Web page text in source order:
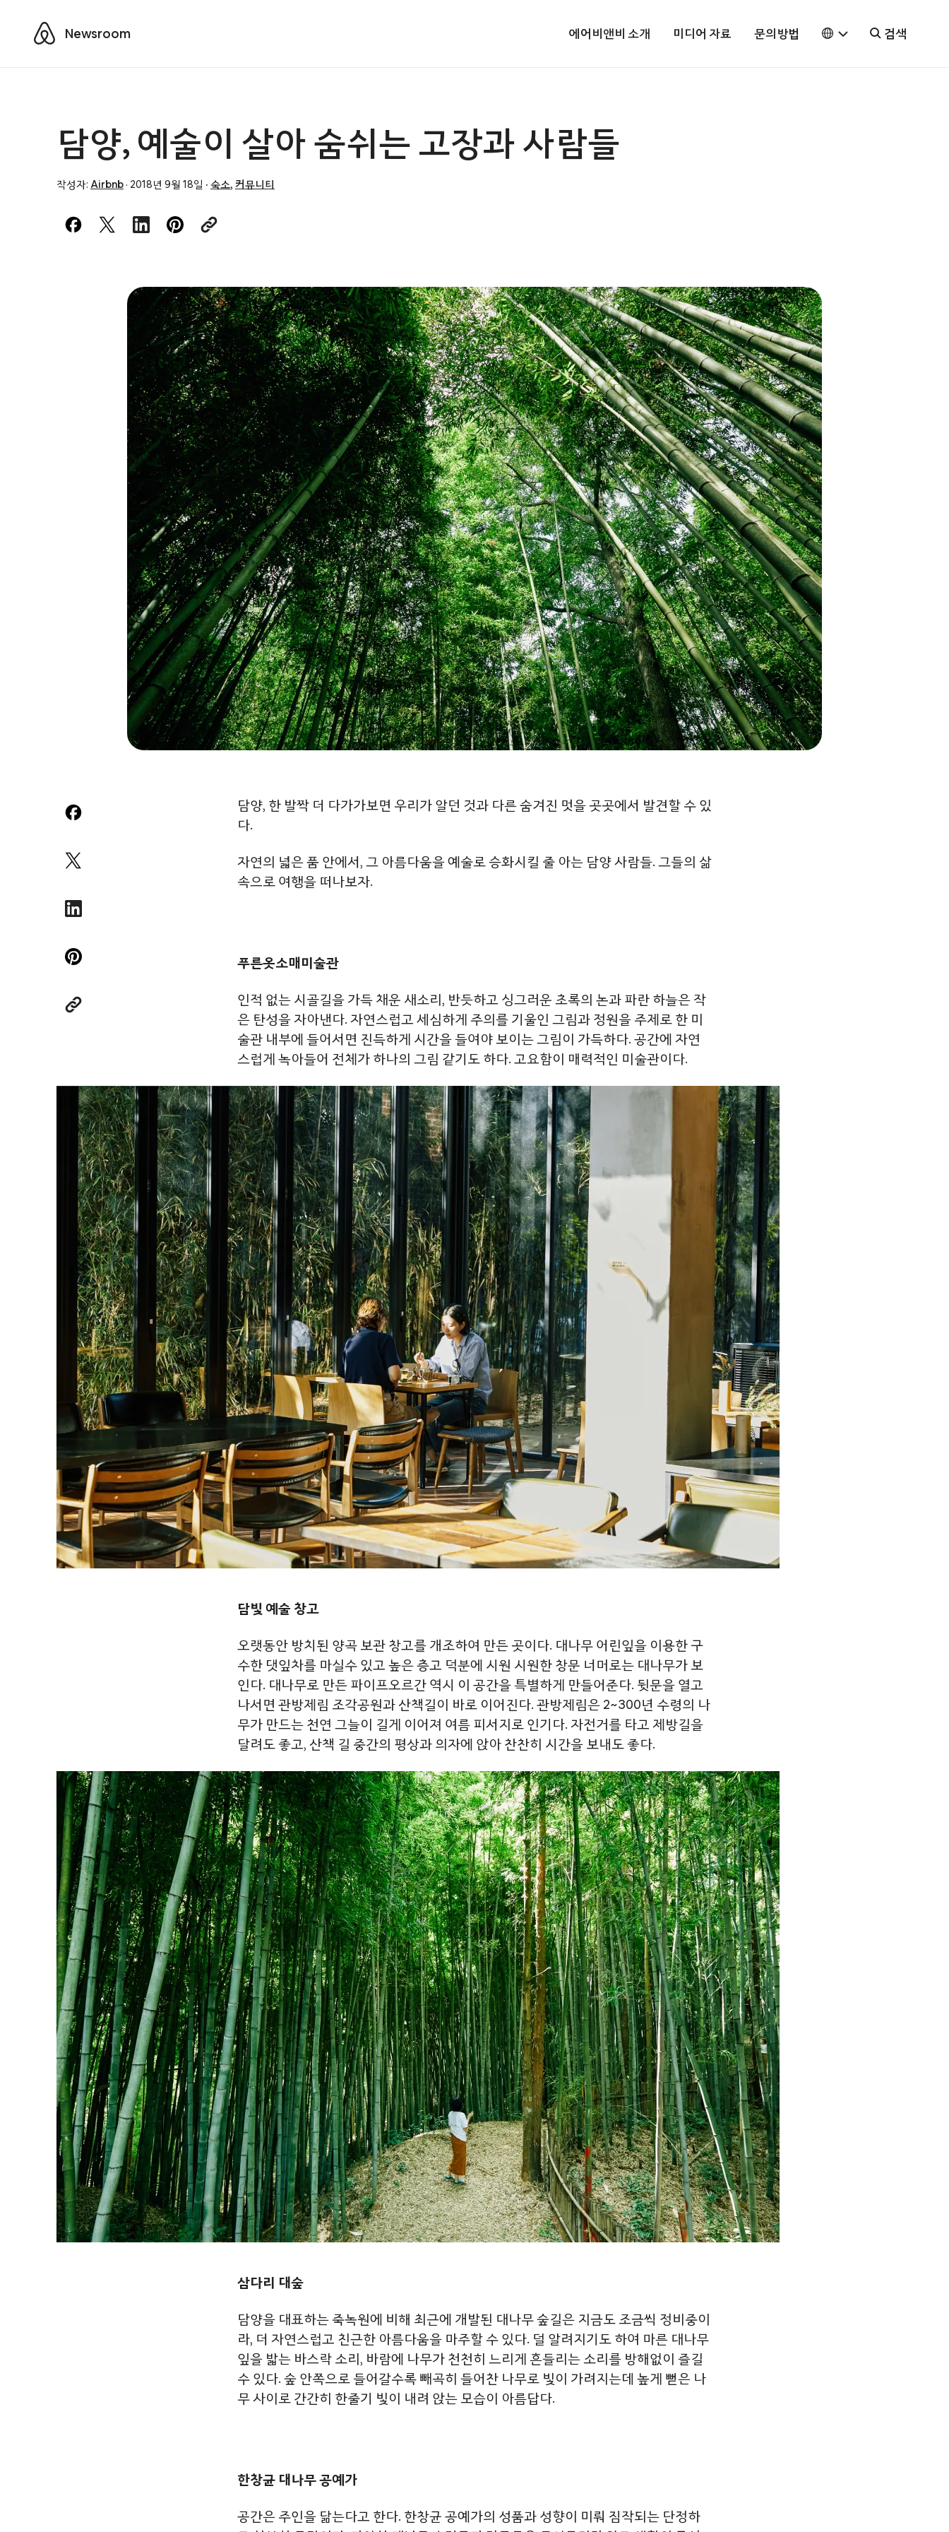
AirbnbNewsroom 에어비앤비 소개 미디어 자료 문의방법 검색
담양, 예술이 살아 숨쉬는 고장과 사람들
작성자: Airbnb · 2018년 9월 18일 · 숙소, 커뮤니티
담양, 한 발짝 더 다가가보면 우리가 알던 것과 다른 숨겨진 멋을 곳곳에서 발견할 수 있
다.
자연의 넓은 품 안에서, 그 아름다움을 예술로 승화시킬 줄 아는 담양 사람들. 그들의 삶
속으로 여행을 떠나보자.
푸른옷소매미술관
인적 없는 시골길을 가득 채운 새소리, 반듯하고 싱그러운 초록의 논과 파란 하늘은 작
은 탄성을 자아낸다. 자연스럽고 세심하게 주의를 기울인 그림과 정원을 주제로 한 미
술관 내부에 들어서면 진득하게 시간을들여야 보이는그림이 가득하다. 공간에 자연
스럽게 녹아들어 전체가 하나의 그림 같기도 하다. 고요함이 매력적인 미술관이다.
담빛 예술 창고
오랫동안 방치된 양곡 보관 창고를 개조하여 만든 곳이다. 대나무 어린잎을 이용한 구
수한 댓잎차를 마실수 있고 높은층고 덕분에 시원 시원한 창문 너머로는 대나무가 보
인다. 대나무로 만든 파이프오르간 역시 이 공간을특별하게 만들어준다. 뒷문을 열고
나서면 관방제림 조각공원과 산책길이 바로 이어진다. 관방제림은 2~300년 수령의 나
무가 만드는 천연 그늘이 길게 이어져 여름 피서지로 인기다. 자전거를 타고 제방길을
달려도좋고, 산책 길 중간의 평상과 의자에 앉아 찬찬히 시간을 보내도좋다.
삼다리 대숲
담양을 대표하는죽녹원에 비해 최근에 개발된 대나무숲길은 지금도 조금씩 정비중이
라, 더 자연스럽고 친근한 아름다움을 마주할 수 있다. 덜 알려지기도 하여 마른 대나무
잎을 밟는 바스락 소리, 바람에 나무가 천천히 느리게 흔들리는 소리를 방해없이 즐길
수 있다. 숲 안쪽으로들어갈수록 빼곡히 들어찬 나무로 빛이 가려지는데 높게 뻗은 나
무사이로 간간히 한줄기 빛이 내려 앉는 모습이 아름답다.
한창균 대나무 공예가
공간은 주인을 닮는다고 한다. 한창균 공예가의 성품과 성향이 미뤄 짐작되는 단정하